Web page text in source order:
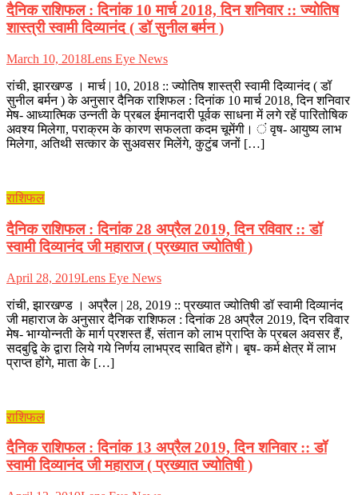
दैनिक राशिफल : दिनांक 10 मार्च 2018, दिन शनिवार :: ज्योतिष
शास्त्री स्वामी दिव्यानंद ( डॉ सुनील बर्मन )
March 10, 2018Lens Eye News
रांची, झारखण्ड । मार्च | 10, 2018 :: ज्योतिष शास्त्री स्वामी दिव्यानंद ( डॉ
सुनील बर्मन ) के अनुसार दैनिक राशिफल : दिनांक 10 मार्च 2018, दिन शनिवार
मेष- आध्यात्मिक उन्नती के प्रबल ईमानदारी पूर्वक साधना में लगे रहें पारितोषिक
अवश्य मिलेगा, पराक्रम के कारण सफलता कदम चूमेंगी। ं वृष- आयुष्य लाभ
मिलेगा, अतिथी सत्कार के सुअवसर मिलेंगे, कुटुंब जनों […]
राशिफल
दैनिक राशिफल : दिनांक 28 अप्रैल 2019, दिन रविवार :: डॉ
स्वामी दिव्यानंद जी महाराज ( प्रख्यात ज्योतिषी )
April 28, 2019Lens Eye News
रांची, झारखण्ड । अप्रैल | 28, 2019 :: प्रख्यात ज्योतिषी डॉ स्वामी दिव्यानंद
जी महाराज के अनुसार दैनिक राशिफल : दिनांक 28 अप्रैल 2019, दिन रविवार
मेष- भाग्योन्नती के मार्ग प्रशस्त हैं, संतान को लाभ प्राप्ति के प्रबल अवसर हैं,
सदबुद्वि के द्वारा लिये गये निर्णय लाभप्रद साबित होंगे। बृष- कर्म क्षेत्र में लाभ
प्राप्त होंगे, माता के […]
राशिफल
दैनिक राशिफल : दिनांक 13 अप्रैल 2019, दिन शनिवार :: डॉ
स्वामी दिव्यानंद जी महाराज ( प्रख्यात ज्योतिषी )